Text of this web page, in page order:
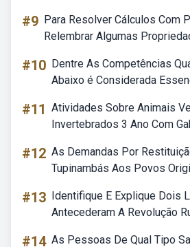
#9 Para Resolver Cálculos Com
Relembrar Algumas
#10 Dentre As Competências
Abaixo é Considerada
#11 Atividades Sobre Animais
Invertebrados 3 Ano Com
#12 As Demandas Por
Tupinambás Aos Povos
#13 Identifique E Explique Dois
Antecederam A Revolução
#14 As Pessoas De Qual Tipo